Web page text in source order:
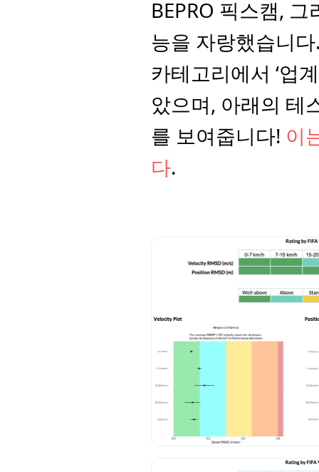
BEPRO 픽스캠,
능을 자랑했습니
카테고리에서 ‘업
았으며, 아래의 테
를 보여줍니다! 이
다.